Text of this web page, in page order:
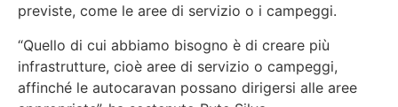
previste, come le aree di servizio o i campeggi.
“Quello di cui abbiamo bisogno è di creare più
infrastrutture, cioè aree di servizio o campeggi,
affinché le autocaravan possano dirigersi alle aree